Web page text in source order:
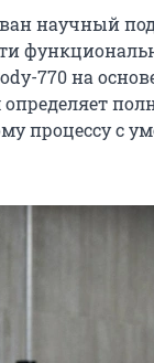
научный
770 на
процессу с